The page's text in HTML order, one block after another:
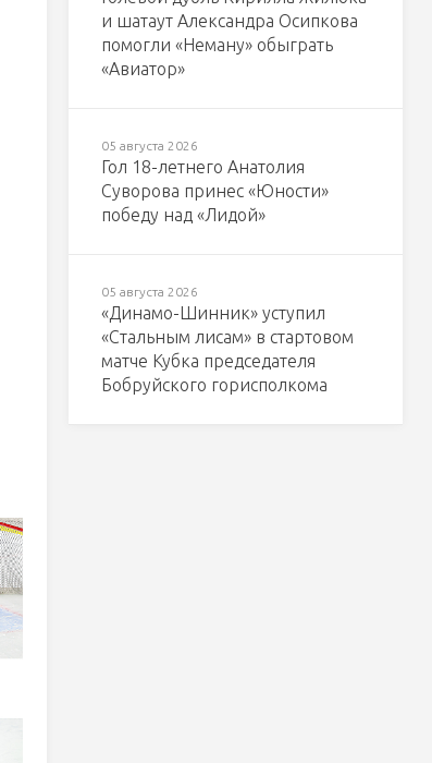
и шатаут Александра Осипкова
помогли «Неману» обыграть
«Авиатор»
05 августа 2026
Гол 18-летнего Анатолия
Суворова принес «Юности»
победу над «Лидой»
05 августа 2026
«Динамо-Шинник» уступил
«Стальным лисам» в стартовом
матче Кубка председателя
Бобруйского горисполкома